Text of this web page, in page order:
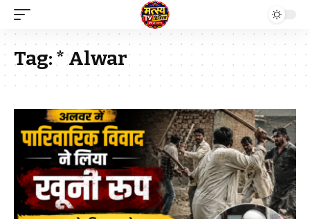
Tag:* Alwar